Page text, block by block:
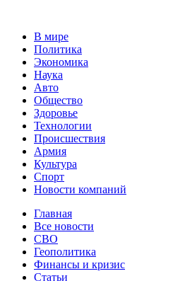
В мире
Политика
Экономика
Наука
Авто
Общество
Здоровье
Технологии
Происшествия
Армия
Культура
Спорт
Новости компаний
Главная
Все новости
СВО
Геополитика
Финансы и кризис
Статьи